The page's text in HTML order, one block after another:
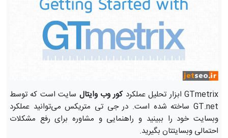
GTmetrix ابزار تحلیل عملکرد کور وب وایتال سایت است که توسط
GT.net ساخته شده است. در جی تی متریکس می‌توانید عملکرد
وبسایت خود را ببینید و راهنمایی و مشاوره برای رفع مشکلات
احتمالی وبسایتتان بگیرید.